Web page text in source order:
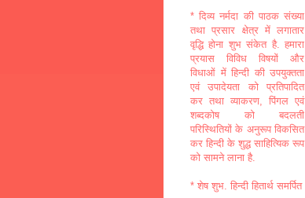
* दिव्य नर्मदा की पाठक संख्या
तथा प्रसार क्षेत्र में लगातार
वृद्धि होना शुभ संकेत है. हमारा
प्रयास विविध विषयों और
विधाओं में हिन्दी की उपयुक्तता
एवं उपादेयता को प्रतिपादित
कर तथा व्याकरण, पिंगल एवं
शब्दकोष को बदलती
परिस्थितियों के अनुरूप विकसित
कर हिन्दी के शुद्ध साहित्यिक रूप
को सामने लाना है.
* शेष शुभ. हिन्दी हितार्थ समर्पित